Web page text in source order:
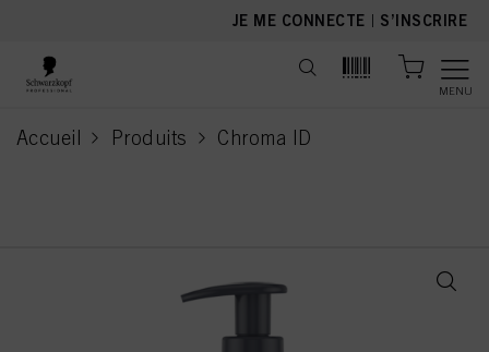
JE ME CONNECTE | S’INSCRIRE
MENU
Accueil Produits Chroma ID
current page